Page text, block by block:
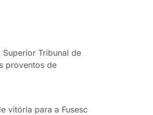
Tribunal de
proventos de
vitória para a Fusesc